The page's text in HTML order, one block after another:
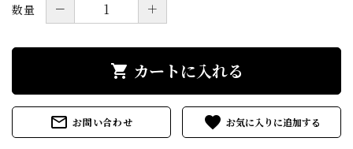
数量 － ＋
shopping_cart カートに入れる
mail_outline お問い合わせ favorite